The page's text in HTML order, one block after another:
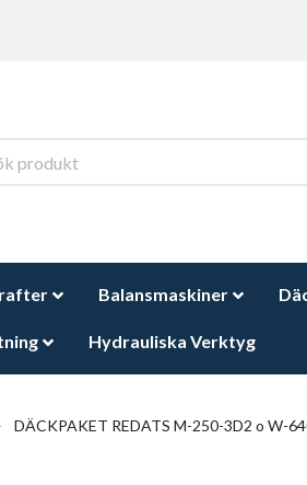
Balansmaskiner
Hydrauliska Verktyg
DÄCKPAKET REDATS M-250-3D2 o W-